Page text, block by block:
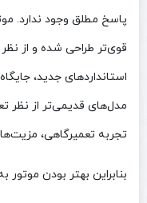
قوی‌تر طراحی شده و از
استانداردهای جدید،
مدل‌های قدیمی‌تر از نظر
تجربه تعمیرگاهی،
بنابراین بهتر بودن موتور